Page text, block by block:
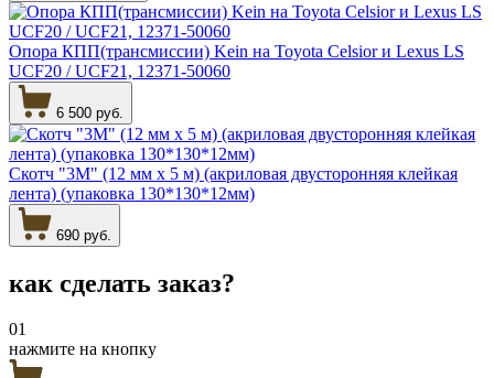
Опора КПП(трансмиссии) Kein на Toyota Celsior и Lexus LS
UCF20 / UCF21, 12371-50060
6 500 руб.
Скотч "3М" (12 мм х 5 м) (акриловая двусторонняя клейкая
лента) (упаковка 130*130*12мм)
690 руб.
как сделать заказ?
01
нажмите на кнопку